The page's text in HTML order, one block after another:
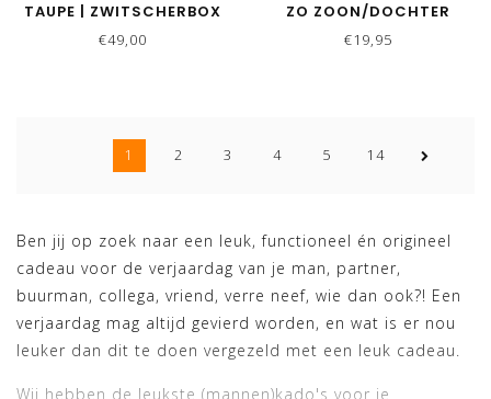
TAUPE | ZWITSCHERBOX
€49,00
ZO ZOON/DOCHTER
SOKKEN CLOUDY
€19,95
1 2 3 4 5 14
Ben jij op zoek naar een leuk, functioneel én origineel
cadeau voor de verjaardag van je man, partner,
buurman, collega, vriend, verre neef, wie dan ook?! Een
verjaardag mag altijd gevierd worden, en wat is er nou
leuker dan dit te doen vergezeld met een leuk cadeau.
Wij hebben de leukste (mannen)kado's voor je